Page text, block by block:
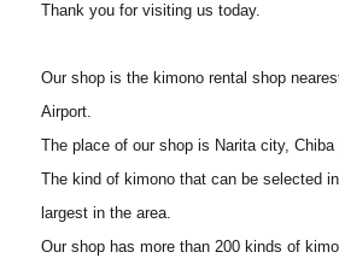
Thank you for visiting us today.
Our shop is the kimono rental shop
Airport.
The place of our shop is Narita city,
The kind of kimono that can be selected
largest in the area.
Our shop has more than 200 kinds of